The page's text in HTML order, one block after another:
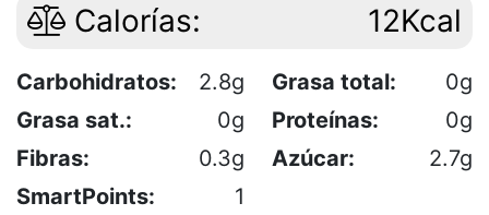
Calorías: 12Kcal
Carbohidratos: 2.8g Grasa total:
0g
Grasa sat.:
0g Proteínas:
0g
Fibras:
0.3g Azúcar:
2.7g
SmartPoints:
1